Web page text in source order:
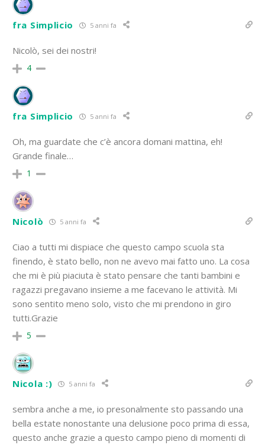
fra Simplicio 5 anni fa
Nicolò, sei dei nostri!
4
fra Simplicio 5 anni fa
Oh, ma guardate che c’è ancora domani mattina, eh!
Grande finale…
1
Nicolò 5 anni fa
Ciao a tutti mi dispiace che questo campo scuola sta
finendo, è stato bello, non ne avevo mai fatto uno. La cosa
che mi è più piaciuta è stato pensare che tanti bambini e
ragazzi pregavano insieme a me facevano le attività. Mi
sono sentito meno solo, visto che mi prendono in giro
tutti.Grazie
5
Nicola :) 5 anni fa
sembra anche a me, io presonalmente sto passando una
bella estate nonostante una delusione poco prima di essa,
questo anche grazie a questo campo pieno di momenti di